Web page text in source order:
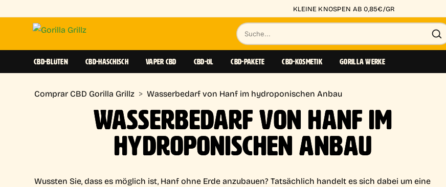
KLEINE KNOSPEN AB 0,85€/GR
Suche
nach
Produkten
CBD-BLÜTEN CBD-HASCHISCH VAPER CBD CBD-ÖL CBD-PAKETE CBD-KOSMETIK GORILLA WERKE
Comprar CBD Gorilla Grillz > Wasserbedarf von Hanf im hydroponischen Anbau
WASSERBEDARF VON HANF IM
HYDROPONISCHEN ANBAU
Wussten Sie, dass es möglich ist, Hanf ohne Erde anzubauen? Tatsächlich handelt es sich dabei um eine